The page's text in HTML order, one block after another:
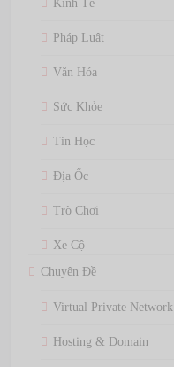
Kinh Tế
Pháp Luật
Văn Hóa
Sức Khỏe
Tin Học
Địa Ốc
Trò Chơi
Xe Cộ
Chuyên Đề
Virtual Private Network
Hosting & Domain